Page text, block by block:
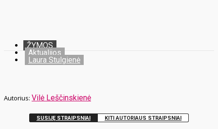
ŽYMOS
Aktualijos
Laura Stulgienė
Vilė Leščinskienė
SUSIJĘ STRAIPSNIAI KITI AUTORIAUS STRAIPSNIAI